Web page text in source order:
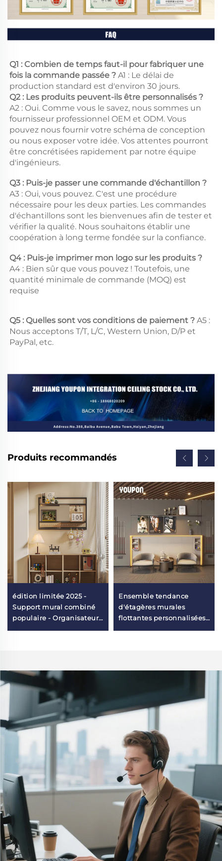
Q1 : Combien de temps faut-il pour fabriquer une
fois la commande passée ? A1 : Le délai de
production standard est d'environ 30 jours.
A2 : Oui. Comme vous le savez, nous sommes un
fournisseur professionnel OEM et ODM. Vous
pouvez nous fournir votre schéma de conception
ou nous exposer votre idée. Vos attentes pourront
être concrétisées rapidement par notre équipe
d'ingénieurs.
A3 : Oui, vous pouvez. C'est une procédure
nécessaire pour les deux parties. Les commandes
d'échantillons sont les bienvenues afin de tester et
vérifier la qualité. Nous souhaitons établir une
coopération à long terme fondée sur la confiance.
A4 : Bien sûr que vous pouvez ! Toutefois, une
quantité minimale de commande (MOQ) est
requise
Q5 : Quelles sont vos conditions de paiement ? A5 :
Nous acceptons T/T, L/C, Western Union, D/P et
PayPal, etc.
Produits recommandés
édition limitée 2025 -
Support mural combiné
populaire - Organisateur
Ensemble tendance
d'étagères murales
flottantes personnalisées,